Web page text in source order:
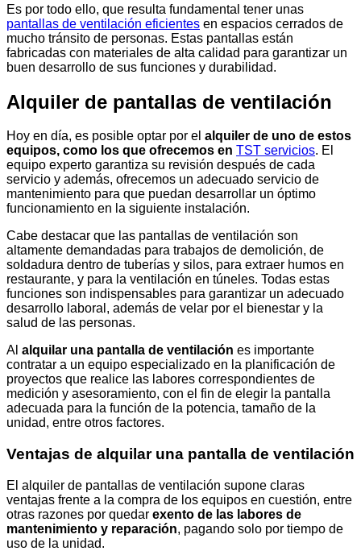
Es por todo ello, que resulta fundamental tener unas
pantallas de ventilación eficientes en espacios cerrados de
mucho tránsito de personas. Estas pantallas están
fabricadas con materiales de alta calidad para garantizar un
buen desarrollo de sus funciones y durabilidad.
Alquiler de pantallas de ventilación
Hoy en día, es posible optar por el alquiler de uno de estos
equipos, como los que ofrecemos en TST servicios. El
equipo experto garantiza su revisión después de cada
servicio y además, ofrecemos un adecuado servicio de
mantenimiento para que puedan desarrollar un óptimo
funcionamiento en la siguiente instalación.
Cabe destacar que las pantallas de ventilación son
altamente demandadas para trabajos de demolición, de
soldadura dentro de tuberías y silos, para extraer humos en
restaurante, y para la ventilación en túneles. Todas estas
funciones son indispensables para garantizar un adecuado
desarrollo laboral, además de velar por el bienestar y la
salud de las personas.
Al alquilar una pantalla de ventilación es importante
contratar a un equipo especializado en la planificación de
proyectos que realice las labores correspondientes de
medición y asesoramiento, con el fin de elegir la pantalla
adecuada para la función de la potencia, tamaño de la
unidad, entre otros factores.
Ventajas de alquilar una pantalla de ventilación
El alquiler de pantallas de ventilación supone claras
ventajas frente a la compra de los equipos en cuestión, entre
otras razones por quedar exento de las labores de
mantenimiento y reparación, pagando solo por tiempo de
uso de la unidad.